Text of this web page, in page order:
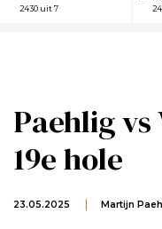
2430 uit 7
Paehlig vs
19e hole
23.05.2025 Martijn